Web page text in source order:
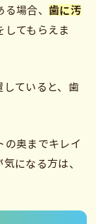
場合、 歯に汚
してもらえま
していると、歯
の奥までキレイ
になる方は、